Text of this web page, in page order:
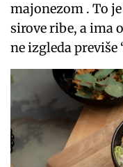
majonezom . To
sirove ribe, a ima
ne izgleda previše